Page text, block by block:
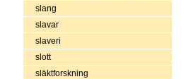
slang
slavar
slaveri
slott
släktforskning